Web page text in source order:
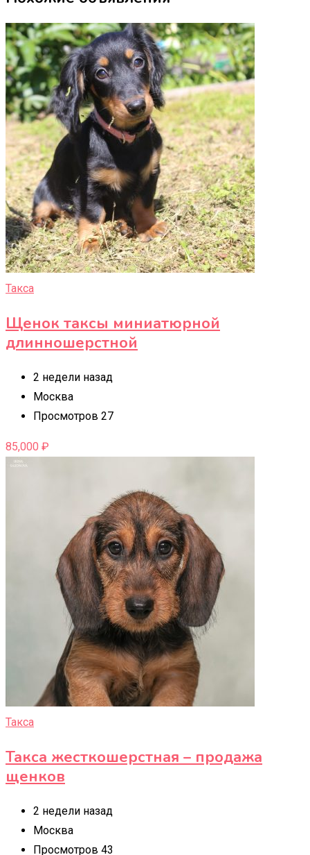
Такса
Щенок таксы миниатюрной
длинношерстной
2 недели назад
Москва
Просмотров 27
85,000 ₽
Такса
Такса жесткошерстная – продажа
щенков
2 недели назад
Москва
Просмотров 43